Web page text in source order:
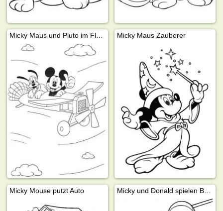
Micky Maus und Pluto im Flugzeug Micky Maus Zauberer
Micky Mouse putzt Auto